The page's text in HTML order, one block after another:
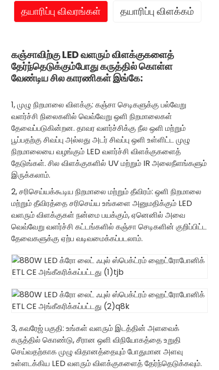
தயாரிப்பு விவரங்கள் தயாரிப்பு விளக்கம்
கஞ்சாவிற்கு LED வளரும் விளக்குகளைத்
தேர்ந்தெடுக்கும்போது கருத்தில் கொள்ள
வேண்டிய சில காரணிகள் இங்கே:
1, முழு நிறமாலை விளக்கு: கஞ்சா செடிகளுக்கு பல்வேறு
வளர்ச்சி நிலைகளில் வெவ்வேறு ஒளி நிறமாலைகள்
தேவைப்படுகின்றன. தாவர வளர்ச்சிக்கு நீல ஒளி மற்றும்
பூப்பதற்கு சிவப்பு அல்லது அடர் சிவப்பு ஒளி உள்ளிட்ட முழு
நிறமாலையை வழங்கும் LED வளர்ச்சி விளக்குகளைத்
தேடுங்கள். சில விளக்குகளில் UV மற்றும் IR அலைநீளங்களும்
இருக்கலாம்.
2, சரிசெய்யக்கூடிய நிறமாலை மற்றும் தீவிரம்: ஒளி நிறமாலை
மற்றும் தீவிரத்தை சரிசெய்ய உங்களை அனுமதிக்கும் LED
வளரும் விளக்குகள் நன்மை பயக்கும், ஏனெனில் அவை
வெவ்வேறு வளர்ச்சி கட்டங்களில் கஞ்சா செடிகளின் குறிப்பிட்ட
தேவைகளுக்கு ஏற்ப வடிவமைக்கப்படலாம்.
3, கவரேஜ் பகுதி: உங்கள் வளரும் இடத்தின் அளவைக்
கருத்தில் கொண்டு, சீரான ஒளி விநியோகத்தை உறுதி
செய்வதற்காக முழு விதானத்தையும் போதுமான அளவு
உள்ளடக்கிய LED வளரும் விளக்குகளைத் தேர்ந்தெடுக்கவும்.